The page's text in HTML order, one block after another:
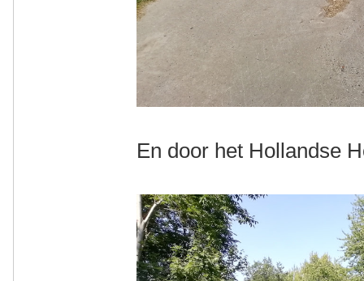
En door het Hollandse